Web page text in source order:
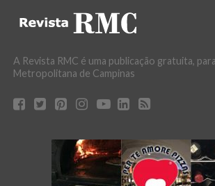
A Revista RMC é uma publicação gratuita,
Metropolitana de Campinas